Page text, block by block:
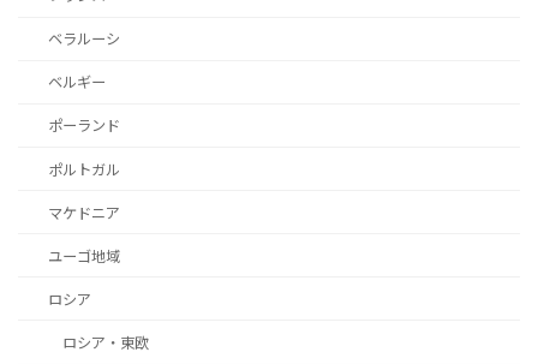
ベラルーシ
ベルギー
ポーランド
ポルトガル
マケドニア
ユーゴ地域
ロシア
ロシア・東欧